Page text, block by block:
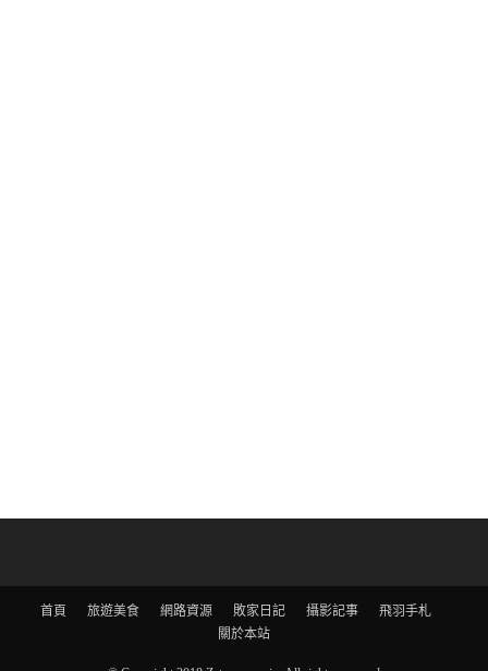
首頁 旅遊美食 網路資源 敗家日記 攝影記事
飛羽手札
關於本站